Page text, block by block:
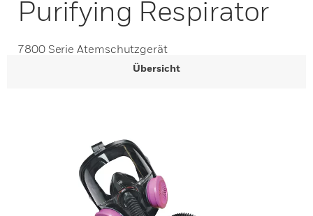
Purifying Respirator
7800 Serie Atemschutzgerät
Übersicht